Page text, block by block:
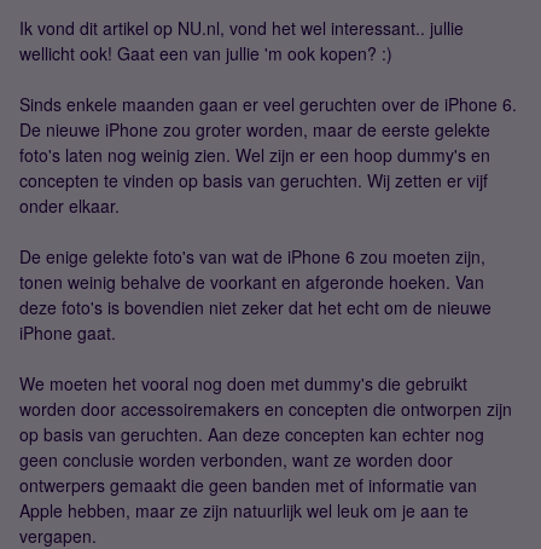
Ik vond dit artikel op NU.nl, vond het wel interessant.. jullie
wellicht ook! Gaat een van jullie 'm ook kopen? :)
Sinds enkele maanden gaan er veel geruchten over de iPhone 6.
De nieuwe iPhone zou groter worden, maar de eerste gelekte
foto's laten nog weinig zien. Wel zijn er een hoop dummy's en
concepten te vinden op basis van geruchten. Wij zetten er vijf
onder elkaar.
De enige gelekte foto's van wat de iPhone 6 zou moeten zijn,
tonen weinig behalve de voorkant en afgeronde hoeken. Van
deze foto's is bovendien niet zeker dat het echt om de nieuwe
iPhone gaat.
We moeten het vooral nog doen met dummy's die gebruikt
worden door accessoiremakers en concepten die ontworpen zijn
op basis van geruchten. Aan deze concepten kan echter nog
geen conclusie worden verbonden, want ze worden door
ontwerpers gemaakt die geen banden met of informatie van
Apple hebben, maar ze zijn natuurlijk wel leuk om je aan te
vergapen.